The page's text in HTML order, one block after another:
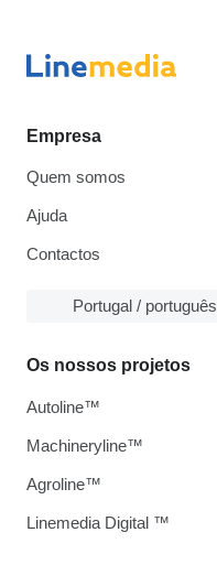
Empresa
Quem somos
Ajuda
Contactos
Portugal / português
Os nossos projetos
Autoline™
Machineryline™
Agroline™
Linemedia Digital ™